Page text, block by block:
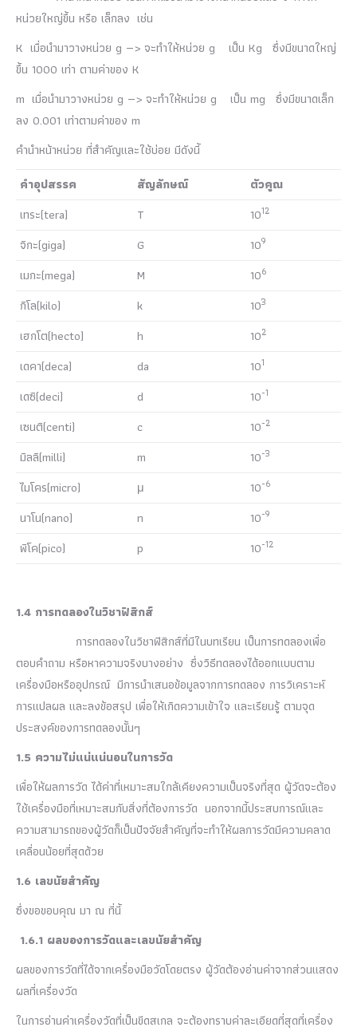
หน่วยใหญ่ขึ้น หรือ เล็กลง เช่น
K เมื่อนำมาวางหน่วย g —> จะทำให้หน่วย g เป็น Kg ซึ่งมีขนาดใหญ่
ขึ้น 1000 เท่า ตามค่าของ K
m เมื่อนำมาวางหน่วย g —> จะทำให้หน่วย g เป็น mg ซึ่งมีขนาดเล็ก
ลง 0.001 เท่าตามค่าของ m
คำนำหน้าหน่วย ที่สำคัญและใช้บ่อย มีดังนี้
คำอุปสรรค
สัญลักษณ์
ตัวคูณ
เทระ(tera)
T 1012
จิกะ(giga) G 109
เมกะ(mega) M 106
กิโล(kilo) k 103
เฮกโต(hecto) h 102
เดคา(deca) da 101
เดซิ(deci) d 10-1
เซนติ(centi) c 10-2
มิลลิ(milli) m 10-3
ไมโคร(micro) μ 10-6
นาโน(nano) n 10-9
พิโค(pico) p 10-12
1.4 การทดลองในวิชาฟิสิกส์
การทดลองในวิชาฟิสิกส์ที่มีในบทเรียน เป็นการทดลองเพื่อ
ตอบคำถาม หรือหาความจริงบางอย่าง ซึ่งวิธีทดลองได้ออกแบบตาม
เครื่องมือหรืออุปกรณ์ มีการนำเสนอข้อมูลจากการทดลอง การวิเคราะห์
การแปลผล และลงข้อสรุป เพื่อให้เกิดความเข้าใจ และเรียนรู้ ตามจุด
ประสงค์ของการทดลองนั้นๆ
1.5 ความไม่แน่แน่นอนในการวัด
เพื่อให้ผลการวัด ได้ค่าที่เหมาะสมใกล้เคียงความเป็นจริงที่สุด ผู้วัดจะต้อง
ใช้เครื่องมือที่เหมาะสมกับสิ่งที่ต้องการวัด นอกจากนี้ประสบการณ์และ
ความสามารถของผู้วัดก็เป็นปัจจัยสำคัญที่จะทำให้ผลการวัดมีความคลาด
เคลื่อนน้อยที่สุดด้วย
1.6 เลขนัยสำคัญ
ซึ่งขอขอบคุณ มา ณ ที่นี้
1.6.1 ผลของการวัดและเลขนัยสำคัญ
ผลของการวัดที่ได้จากเครื่องมือวัดโดยตรง ผู้วัดต้องอ่านค่าจากส่วนแสดง
ผลที่เครื่องวัด
ในการอ่านค่าเครื่องวัดที่เป็นขีดสเกล จะต้องทราบค่าละเอียดที่สุดที่เครื่อง